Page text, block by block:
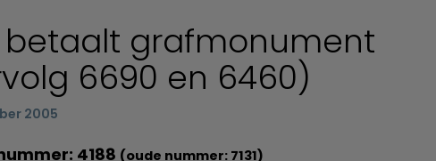
betaalt grafmonument
6690 en 6460)
2005
4188 (oude nummer: 7131)